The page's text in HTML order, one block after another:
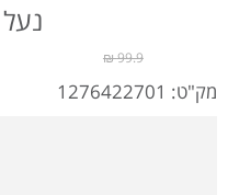
99.9 ₪
מק"ט: 1276422701